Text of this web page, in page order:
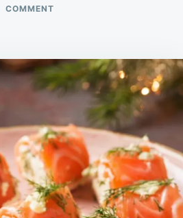
COMMENTON
FUMÉ
AU
FROMAGE
FRAIS
ANETH
FACILES